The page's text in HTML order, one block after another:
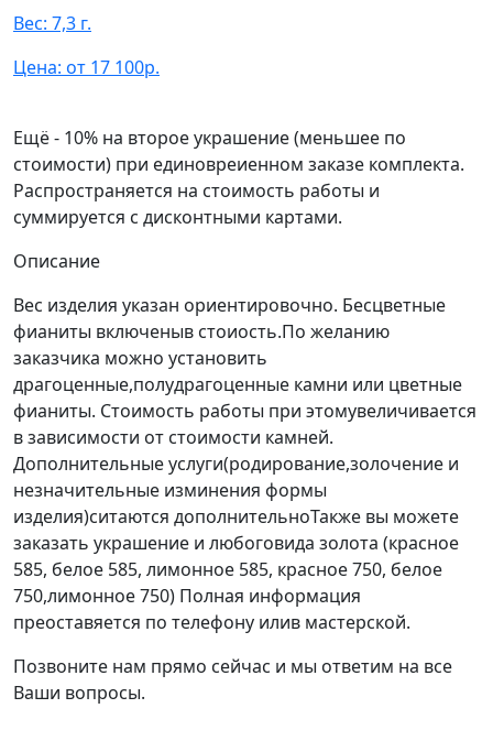
Вес: 7,3 г.
Цена: от 17 100р.
Ещё - 10% на второе украшение (меньшее по
стоимости) при единовреиенном заказе комплекта.
Распространяется на стоимость работы и
суммируется с дисконтными картами.
Описание
Вес изделия указан ориентировочно. Бесцветные
фианиты включеныв стоиость.По желанию
заказчика можно установить
драгоценные,полудрагоценные камни или цветные
фианиты. Стоимость работы при этомувеличивается
в зависимости от стоимости камней.
Дополнительные услуги(родирование,золочение и
незначительные изминения формы
изделия)ситаются дополнительноТакже вы можете
заказать украшение и любоговида золота (красное
585, белое 585, лимонное 585, красное 750, белое
750,лимонное 750) Полная информация
преоставяется по телефону илив мастерской.
Позвоните нам прямо сейчас и мы ответим на все
Ваши вопросы.